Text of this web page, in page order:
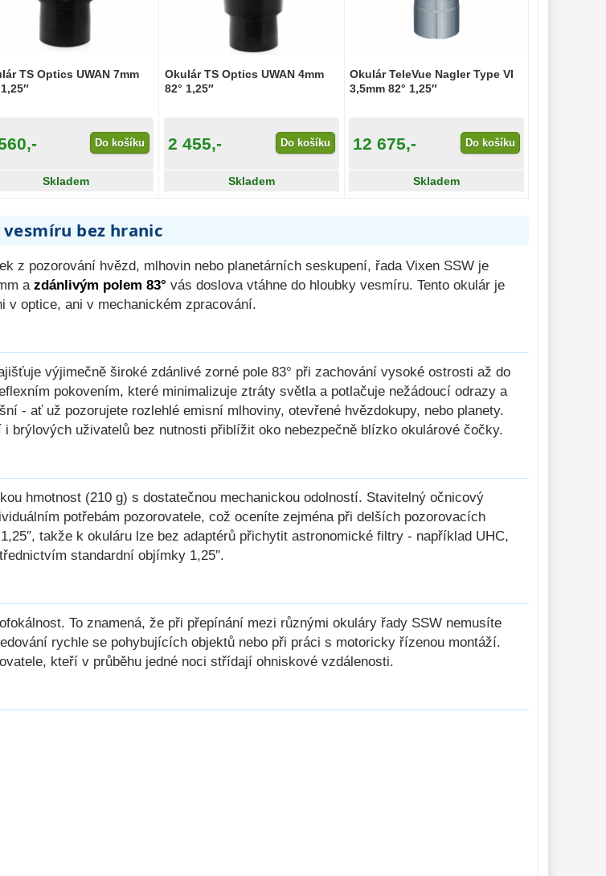
TS Optics UWAN 7mm
Do košíku
Skladem
Okulár TS Optics UWAN 4mm
82° 1,25″
2 455,- Do košíku
Skladem
Okulár TeleVue Nagler Type VI
3,5mm 82° 1,25″
12 675,- Do košíku
Skladem
vesmíru bez hranic
z pozorování hvězd, mlhovin nebo planetárních seskupení, řada Vixen SSW je
a zdánlivým polem 83° vás doslova vtáhne do hloubky vesmíru. Tento okulár je
v optice, ani v mechanickém zpracování.
výjimečně široké zdánlivé zorné pole 83° při zachování vysoké ostrosti až do
pokovením, které minimalizuje ztráty světla a potlačuje nežádoucí odrazy a
- ať už pozorujete rozlehlé emisní mlhoviny, otevřené hvězdokupy, nebo planety.
brýlových uživatelů bez nutnosti přiblížit oko nebezpečně blízko okulárové čočky.
hmotnost (210 g) s dostatečnou mechanickou odolností. Stavitelný očnicový
potřebám pozorovatele, což oceníte zejména při delších pozorovacích
takže k okuláru lze bez adaptérů přichytit astronomické filtry - například UHC,
standardní objímky 1,25″.
To znamená, že při přepínání mezi různými okuláry řady SSW nemusíte
rychle se pohybujících objektů nebo při práci s motoricky řízenou montáží.
kteří v průběhu jedné noci střídají ohniskové vzdálenosti.